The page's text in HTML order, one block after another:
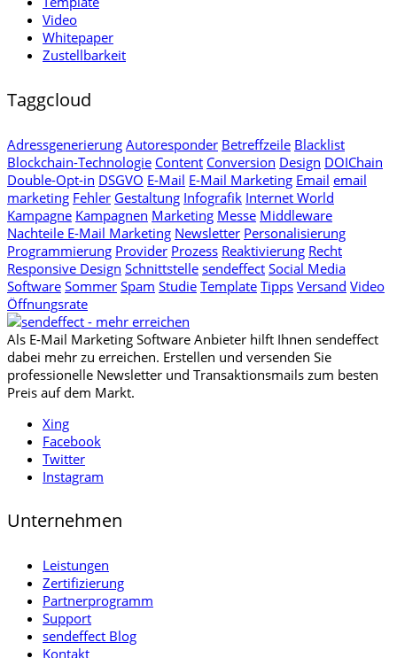
Video
Whitepaper
Zustellbarkeit
Taggcloud
Adressgenerierung Autoresponder Betreffzeile Blacklist
Blockchain-Technologie Content Conversion Design DOIChain
Double-Opt-in DSGVO E-Mail E-Mail Marketing Email email
marketing Fehler Gestaltung Infografik Internet World
Kampagne Kampagnen Marketing Messe Middleware
Nachteile E-Mail Marketing Newsletter Personalisierung
Programmierung Provider Prozess Reaktivierung Recht
Responsive Design Schnittstelle sendeffect Social Media
Software Sommer Spam Studie Template Tipps Versand Video
Öffnungsrate
Als E-Mail Marketing Software Anbieter hilft Ihnen sendeffect
dabei mehr zu erreichen. Erstellen und versenden Sie
professionelle Newsletter und Transaktionsmails zum besten
Preis auf dem Markt.
Xing
Facebook
Twitter
Instagram
Unternehmen
Leistungen
Zertifizierung
Partnerprogramm
Support
sendeffect Blog
Kontakt